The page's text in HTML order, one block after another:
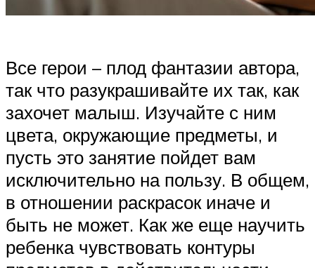
Все герои – плод фантазии автора,
так что разукрашивайте их так, как
захочет малыш. Изучайте с ним
цвета, окружающие предметы, и
пусть это занятие пойдет вам
исключительно на пользу. В общем,
в отношении раскрасок иначе и
быть не может. Как же еще научить
ребенка чувствовать контуры